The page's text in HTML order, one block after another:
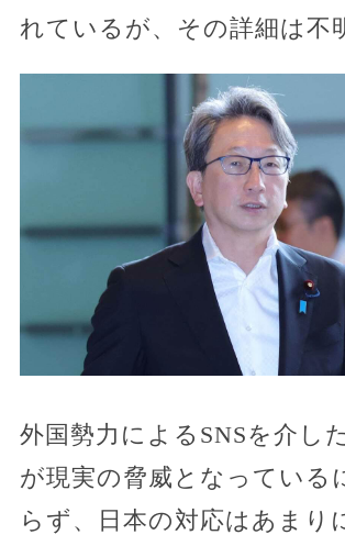
れているが、その詳細は不
外国勢力によるSNSを介し
が現実の脅威となっている
らず、日本の対応はあまり